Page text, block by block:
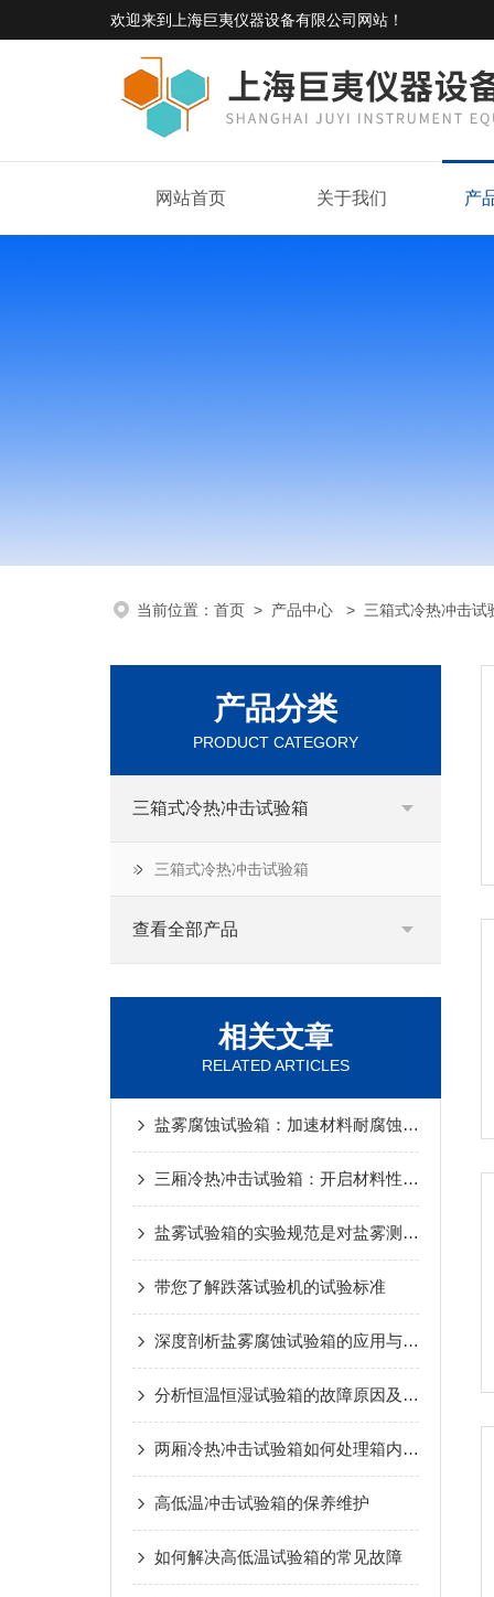
欢迎来到 上海巨夷仪器设备有限公司网站 ！
网站首页 关于我们 产
当前位置： 首页 > 产品中心 > 三箱式冷热冲击试
产品分类
PRODUCT CATEGORY
三箱式冷热冲击试验箱
三箱式冷热冲击试验箱
查看全部产品
相关文章
RELATED ARTICLES
盐雾腐蚀试验箱：加速材料耐腐蚀性测试的关键设备
三厢冷热冲击试验箱：开启材料性能测试新征程
盐雾试验箱的实验规范是对盐雾测试标准
带您了解跌落试验机的试验标准
深度剖析盐雾腐蚀试验箱的应用与意义
分析恒温恒湿试验箱的故障原因及解决方法
两厢冷热冲击试验箱如何处理箱内结霜的问题
高低温冲击试验箱的保养维护
如何解决高低温试验箱的常见故障